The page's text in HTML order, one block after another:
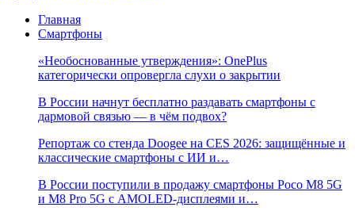
Главная
Смартфоны
«Необоснованные утверждения»: OnePlus
категорически опровергла слухи о закрытии
В России начнут бесплатно раздавать смартфоны с
дармовой связью — в чём подвох?
Репортаж со стенда Doogee на CES 2026: защищённые и
классические смартфоны с ИИ и…
В России поступили в продажу смартфоны Poco M8 5G
и M8 Pro 5G с AMOLED-дисплеями и…